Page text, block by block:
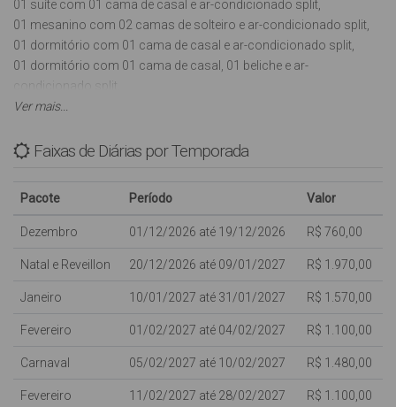
01 suíte com 01 cama de casal e ar-condicionado split,
01 mesanino com 02 camas de solteiro e ar-condicionado split,
01 dormitório com 01 cama de casal e ar-condicionado split,
01 dormitório com 01 cama de casal, 01 beliche e ar-
condicionado split,
01 banheiro social,
Sala com Smart TV (Sem Antena) para conectar na internet,
Lavanderia com Máquina de lavar roupas,
Com capacidade para:10 pessoas.
Crianças de qualquer idade são bem vindas, porém dentro da
NÃO possui tela de proteção nas sacadas e varandas.
Ver mais...
Faixas de Diárias por Temporada
Pacote Período Valor
Dezembro 01/12/2026 até 19/12/2026 R$ 760,00
Natal e Reveillon 20/12/2026 até 09/01/2027 R$ 1.970,00
Janeiro 10/01/2027 até 31/01/2027 R$ 1.570,00
Fevereiro 01/02/2027 até 04/02/2027 R$ 1.100,00
Carnaval 05/02/2027 até 10/02/2027 R$ 1.480,00
Fevereiro 11/02/2027 até 28/02/2027 R$ 1.100,00